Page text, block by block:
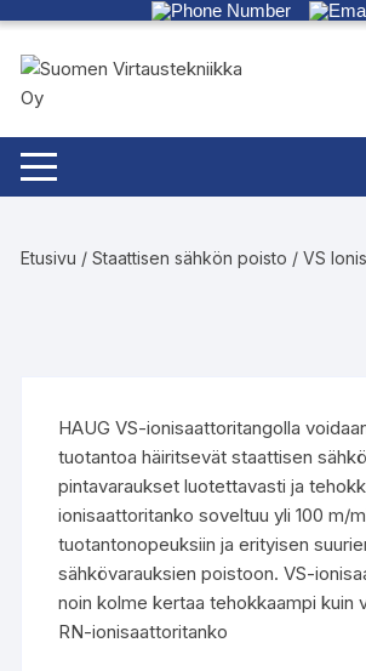
suoraan
sisältöön
Etusivu /Staattisen sähkön poisto / VS
HAUG VS-ionisaattoritangolla
tuotantoa häiritsevät staattisen
pintavaraukset luotettavasti ja
ionisaattoritanko soveltuu yli 100 m/
tuotantonopeuksiin ja erityisen
sähkövarauksien poistoon. VS-
noin kolme kertaa tehokkaampi kuin
RN-ionisaattoritanko